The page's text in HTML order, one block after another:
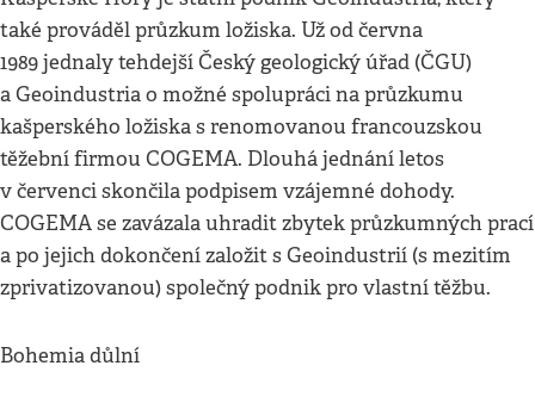
také prováděl průzkum ložiska. Už od června
1989 jednaly tehdejší Český geologický úřad (ČGU)
a Geoindustria o možné spolupráci na průzkumu
kašperského ložiska s renomovanou francouzskou
těžební firmou COGEMA. Dlouhá jednání letos
v červenci skončila podpisem vzájemné dohody.
COGEMA se zavázala uhradit zbytek průzkumných prací
a po jejich dokončení založit s Geoindustrií (s mezitím
zprivatizovanou) společný podnik pro vlastní těžbu.
Bohemia důlní